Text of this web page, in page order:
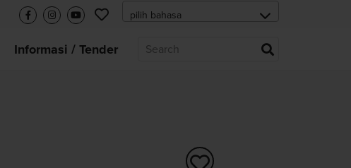
Informasi / Tender